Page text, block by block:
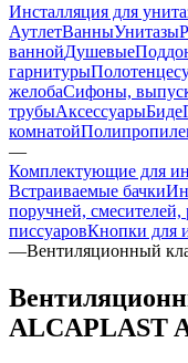
Инсталляция для
АутлетВанныУнитазы
ваннойДушевые
гарнитуры
желобаСифоны,
трубыАксессуарыБиде
комнатой
—
Комплектующие для
Встраиваемые бачки
поручней, смесителей,
писсуаровКнопки для
—Вентиляционный
ALCAPLAST